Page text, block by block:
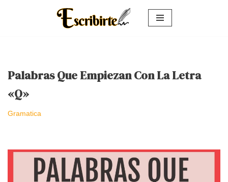
Palabras Que Empiezan Con La Letra
«Q»
Gramatica